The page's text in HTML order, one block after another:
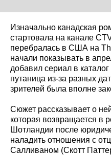
Изначально канадская
стартовала на канале
перебралась в США на
начали показывать в
добавил сериал в
путаница из‑за разных
зрителей была вполне
Сюжет рассказывает о
которая возвращается в
Шотландии после
наладить отношения с
Салливаном (Скотт